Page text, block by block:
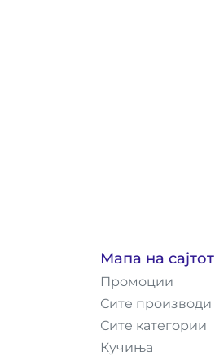
Мапа на сајтот
Промоции
Сите производи
Сите категории
Кучиња